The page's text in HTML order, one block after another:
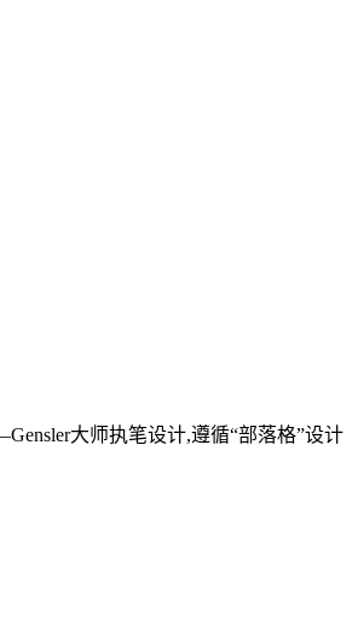
大师执笔设计,遵循“部落格”设计